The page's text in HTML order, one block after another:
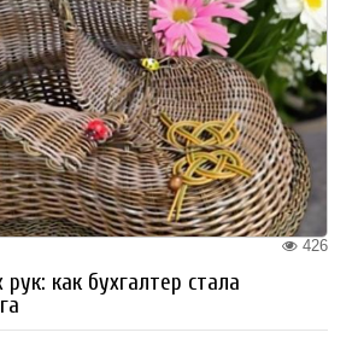
426
как бухгалтер стала